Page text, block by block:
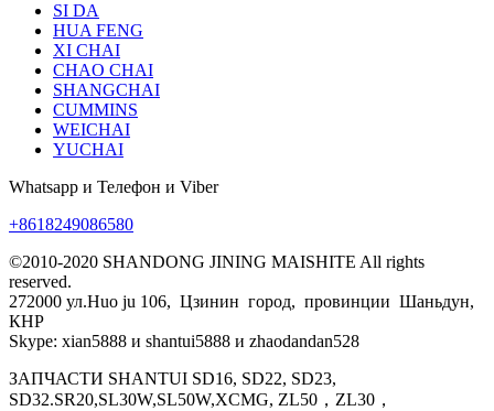
SI DA
HUA FENG
XI CHAI
CHAO CHAI
SHANGCHAI
CUMMINS
WEICHAI
YUCHAI
Whatsapp и Телефон и Viber
+8618249086580
©2010-2020 SHANDONG JINING MAISHITE All rights
reserved.
272000 ул.Huo ju 106, Цзинин город, провинции Шаньдун,
КНР
Skype: xian5888 и shantui5888 и zhaodandan528
ЗАПЧАСТИ SHANTUI SD16, SD22, SD23,
SD32.SR20,SL30W,SL50W,XCMG, ZL50，ZL30，